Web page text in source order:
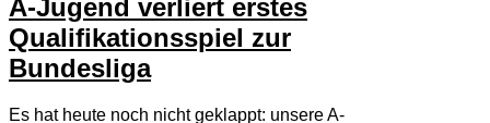
A-Jugend verliert erstes
Qualifikationsspiel zur
Bundesliga
Es hat heute noch nicht geklappt: unsere A-